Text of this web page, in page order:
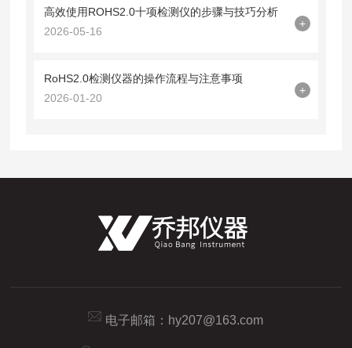
高效使用ROHS2.0十项检测仪的步骤与技巧分析
2026-05-16
+
RoHS2.0检测仪器的操作流程与注意事项
2026-01-20
+
电子邮箱： hy207@163.com